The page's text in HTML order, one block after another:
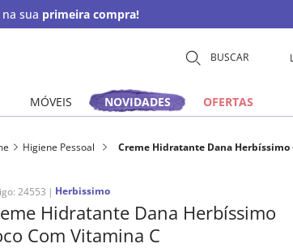
sua primeira compra!
MÓVEIS NOVIDADES OFERTAS
Higiene Pessoal
Creme Hidratante Dana Herbíssimo
: 24553 Herbissimo
Hidratante Dana Herbíssimo
Com Vitamina C